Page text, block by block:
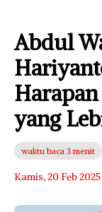
Abdul
yang
waktu baca 3 menit
Kamis, 20 Feb 2025